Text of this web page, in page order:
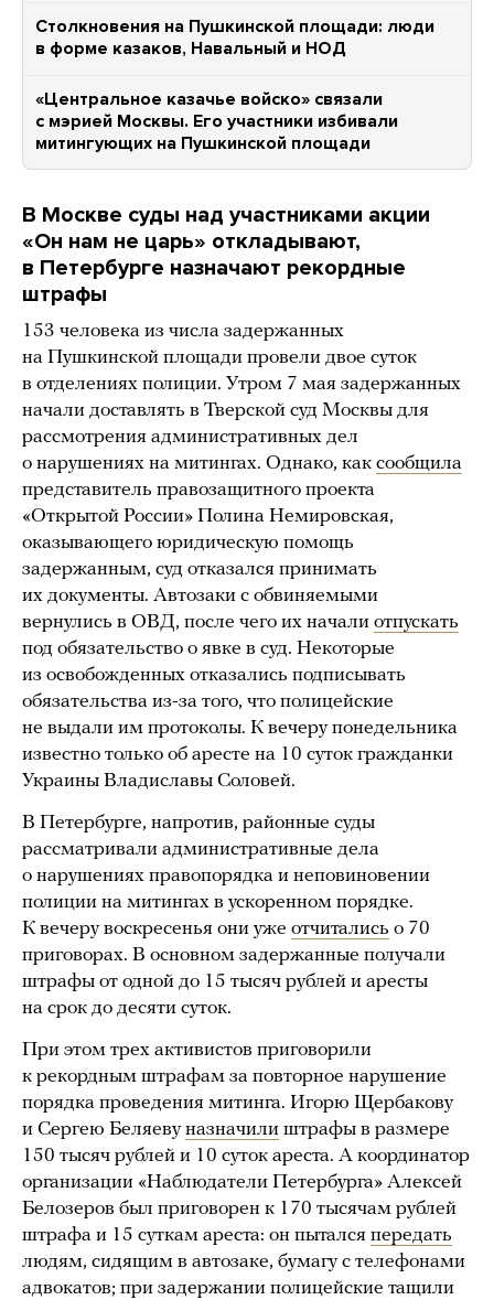
Столкновения на Пушкинской площади: люди
в форме казаков, Навальный и НОД
«Центральное казачье войско» связали
с мэрией Москвы. Его участники избивали
митингующих на Пушкинской площади
В Москве суды над участниками акции
«Он нам не царь» откладывают,
в Петербурге назначают рекордные
штрафы
153 человека из числа задержанных
на Пушкинской площади провели двое суток
в отделениях полиции. Утром 7 мая задержанных
начали доставлять в Тверской суд Москвы для
рассмотрения административных дел
о нарушениях на митингах. Однако, как сообщила
представитель правозащитного проекта
«Открытой России» Полина Немировская,
оказывающего юридическую помощь
задержанным, суд отказался принимать
их документы. Автозаки с обвиняемыми
вернулись в ОВД, после чего их начали отпускать
под обязательство о явке в суд. Некоторые
из освобожденных отказались подписывать
обязательства из-за того, что полицейские
не выдали им протоколы. К вечеру понедельника
известно только об аресте на 10 суток гражданки
Украины Владиславы Соловей.
В Петербурге, напротив, районные суды
рассматривали административные дела
о нарушениях правопорядка и неповиновении
полиции на митингах в ускоренном порядке.
К вечеру воскресенья они уже отчитались о 70
приговорах. В основном задержанные получали
штрафы от одной до 15 тысяч рублей и аресты
на срок до десяти суток.
При этом трех активистов приговорили
к рекордным штрафам за повторное нарушение
порядка проведения митинга. Игорю Щербакову
и Сергею Беляевуназначили штрафы в размере
150 тысяч рублей и 10 суток ареста. А координатор
организации «Наблюдатели Петербурга» Алексей
Белозеров был приговорен к 170 тысячам рублей
штрафа и 15 суткам ареста: он пытался передать
людям, сидящим в автозаке, бумагу с телефонами
адвокатов; при задержании полицейские тащили